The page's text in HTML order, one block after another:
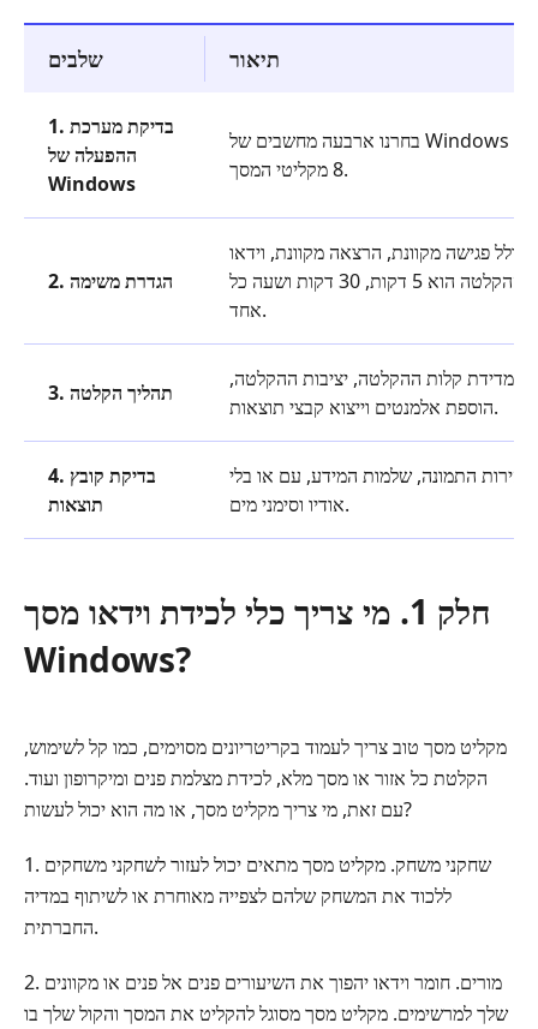
שלבים תיאור
1. בדיקת מערכת
ההפעלה של
Windows
בחרנו ארבעה מחשבים של Windows 11, Windows 10, Windows 8 ו-Windows 7 כדי לבדוק את כל
8 מקליטי המסך.
2. הגדרת משימה
פגישה מקוונת, הרצאה מקוונת, וידאו
מקוון, הקלטת אודיו בלבד והקלטת מצלמת אינטרנט. חוץ מזה, משך ההקלטה הוא 5 דקות, 30 דקות ושעה כל
אחד.
3. תהליך הקלטה
מדידת קלות ההקלטה, יציבות ההקלטה,
הוספת אלמנטים וייצוא קבצי תוצאות.
4. בדיקת קובץ
תוצאות
התמונה, שלמות המידע, עם או בלי
אודיו וסימני מים.
חלק 1. מי צריך כלי לכידת וידאו מסך
Windows?
מקליט מסך טוב צריך לעמוד בקריטריונים מסוימים, כמו קל לשימוש,
הקלטת כל אזור או מסך מלא, לכידת מצלמת פנים ומיקרופון ועוד.
עם זאת, מי צריך מקליט מסך, או מה הוא יכול לעשות?
1. שחקני משחק. מקליט מסך מתאים יכול לעזור לשחקני משחקים
ללכוד את המשחק שלהם לצפייה מאוחרת או לשיתוף במדיה
החברתית.
2. מורים. חומר וידאו יהפוך את השיעורים פנים אל פנים או מקוונים
שלך למרשימים. מקליט מסך מסוגל להקליט את המסך והקול שלך בו